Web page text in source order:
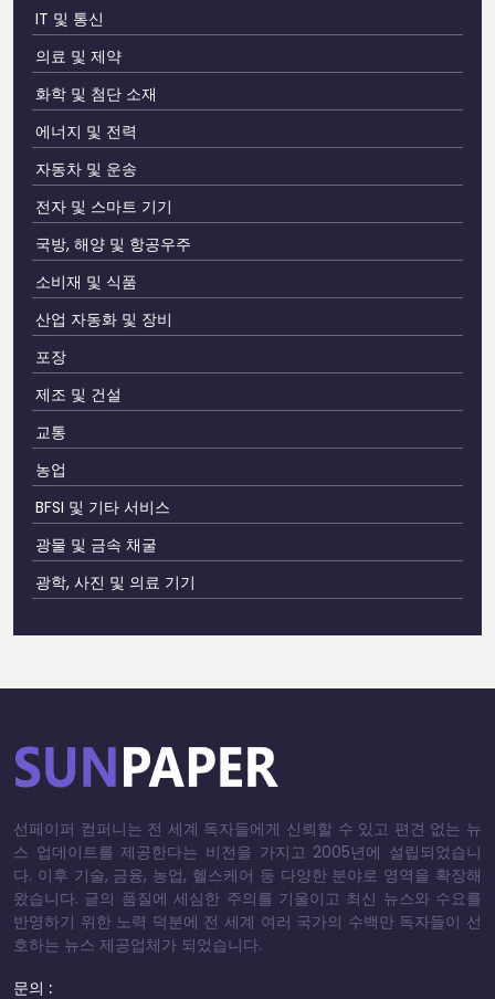
IT 및 통신
의료 및 제약
화학 및 첨단 소재
에너지 및 전력
자동차 및 운송
전자 및 스마트 기기
국방, 해양 및 항공우주
소비재 및 식품
산업 자동화 및 장비
포장
제조 및 건설
교통
농업
BFSI 및 기타 서비스
광물 및 금속 채굴
광학, 사진 및 의료 기기
선페이퍼 컴퍼니는 전 세계 독자들에게 신뢰할 수 있고 편견 없는 뉴
스 업데이트를 제공한다는 비전을 가지고 2005년에 설립되었습니
다. 이후 기술, 금융, 농업, 헬스케어 등 다양한 분야로 영역을 확장해
왔습니다. 글의 품질에 세심한 주의를 기울이고 최신 뉴스와 수요를
반영하기 위한 노력 덕분에 전 세계 여러 국가의 수백만 독자들이 선
호하는 뉴스 제공업체가 되었습니다.
문의 :